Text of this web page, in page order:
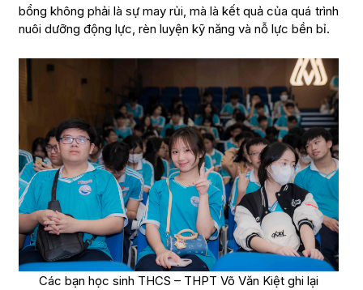
bổng không phải là sự may rủi, mà là kết quả của quá trình
nuôi dưỡng động lực, rèn luyện kỹ năng và nỗ lực bền bỉ.
Các bạn học sinh THCS – THPT Võ Văn Kiệt ghi lại